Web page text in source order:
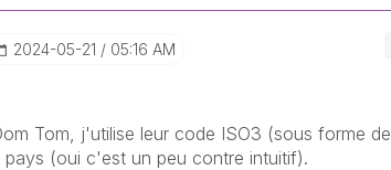
‎2024-05-21 05:16 AM
Tom, j'utilise leur code ISO3 (sous forme de
(oui c'est un peu contre intuitif).